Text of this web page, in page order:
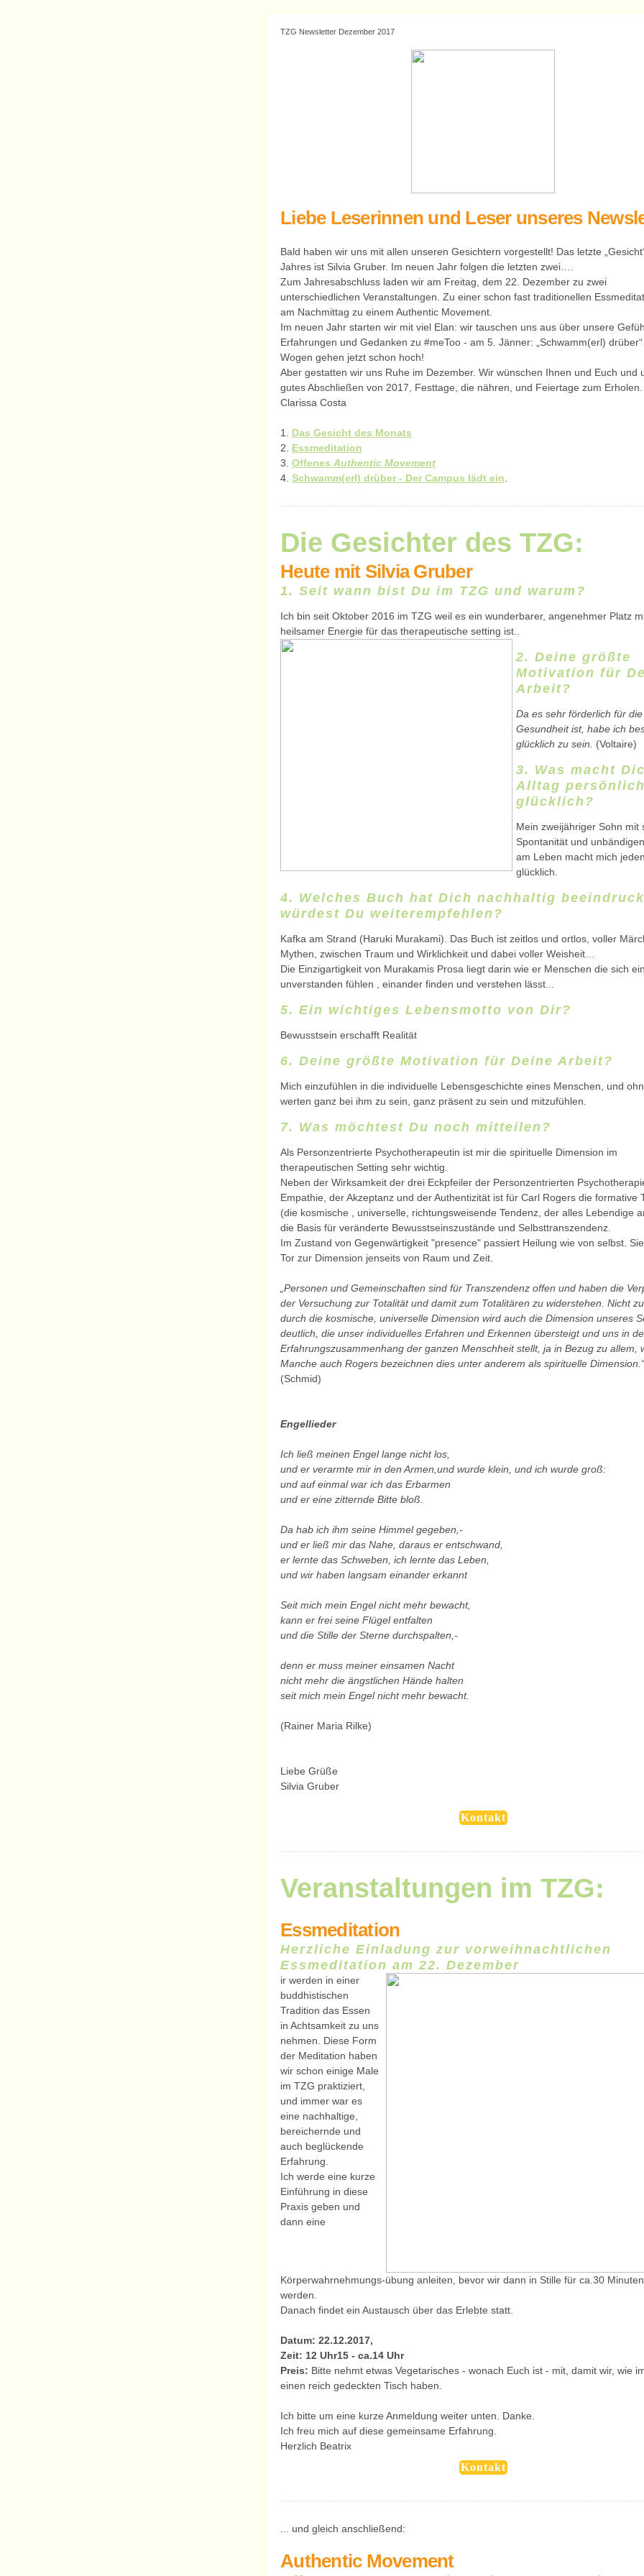
TZG Newsletter Dezember 2017
Liebe Leserinnen und Leser unseres
Bald haben wir uns mit allen unseren Gesichtern vorgestellt! Das letzte
Jahres ist Silvia Gruber. Im neuen Jahr folgen die letzten zwei….
Zum Jahresabschluss laden wir am Freitag, dem 22. Dezember zu zwei
unterschiedlichen Veranstaltungen. Zu einer schon fast traditionellen
am Nachmittag zu einem Authentic Movement.
Im neuen Jahr starten wir mit viel Elan: wir tauschen uns aus über unsere
Erfahrungen und Gedanken zu #meToo - am 5. Jänner: „Schwamm(erl)
Wogen gehen jetzt schon hoch!
Aber gestatten wir uns Ruhe im Dezember. Wir wünschen Ihnen und Euch und
gutes Abschließen von 2017, Festtage, die nähren, und Feiertage zum Erholen.
Clarissa Costa
1. Das Gesicht des Monats
2. Essmeditation
3. Offenes Authentic Movement
4. Schwamm(erl) drüber - Der Campus lädt ein
Die Gesichter des TZG:
Heute mit Silvia Gruber
1. Seit wann bist Du im TZG und warum?
Ich bin seit Oktober 2016 im TZG weil es ein wunderbarer, angenehmer Platz
heilsamer Energie für das therapeutische setting ist..
2. Deine größte
Motivation für
Arbeit?
Da es sehr förderlich für die
Gesundheit ist, habe ich
glücklich zu sein.
(Voltaire)
3. Was macht
Alltag persönlich
glücklich?
Mein zweijähriger Sohn mit
Spontanität und
am Leben macht mich
glücklich.
4. Welches Buch hat Dich nachhaltig
würdest Du weiterempfehlen?
Kafka am Strand (Haruki Murakami). Das Buch ist zeitlos und ortlos, voller
Mythen, zwischen Traum und Wirklichkeit und dabei voller Weisheit…
Die Einzigartigkeit von Murakamis Prosa liegt darin wie er Menschen die sich
unverstanden fühlen , einander finden und verstehen lässt...
5. Ein wichtiges Lebensmotto von Dir?
Bewusstsein erschafft Realität
6. Deine größte Motivation für Deine Arbeit?
Mich einzufühlen in die individuelle Lebensgeschichte eines Menschen, und
werten ganz bei ihm zu sein, ganz präsent zu sein und mitzufühlen.
7. Was möchtest Du noch mitteilen?
Als Personzentrierte Psychotherapeutin ist mir die spirituelle Dimension im
therapeutischen Setting sehr wichtig.
Neben der Wirksamkeit der drei Eckpfeiler der Personzentrierten
Empathie, der Akzeptanz und der Authentizität ist für Carl Rogers die formative
(die kosmische , universelle, richtungsweisende Tendenz, der alles Lebendige
die Basis für veränderte Bewusstseinszustände und Selbsttranszendenz.
Im Zustand von Gegenwärtigkeit "presence" passiert Heilung wie von selbst.
Tor zur Dimension jenseits von Raum und Zeit.
„Personen und Gemeinschaften sind für Transzendenz offen und haben die
der Versuchung zur Totalität und damit zum Totalitären zu widerstehen. Nicht
durch die kosmische, universelle Dimension wird auch die Dimension unseres
deutlich, die unser individuelles Erfahren und Erkennen übersteigt und uns in
Erfahrungszusammenhang der ganzen Menschheit stellt, ja in Bezug zu allem,
Manche auch Rogers bezeichnen dies unter anderem als spirituelle Dimension.“
(Schmid)
Engellieder
Ich ließ meinen Engel lange nicht los,
und er verarmte mir in den Armen,und wurde klein, und ich wurde groß:
und auf einmal war ich das Erbarmen
und er eine zitternde Bitte bloß.
Da hab ich ihm seine Himmel gegeben,-
und er ließ mir das Nahe, daraus er entschwand,
er lernte das Schweben, ich lernte das Leben,
und wir haben langsam einander erkannt
Seit mich mein Engel nicht mehr bewacht,
kann er frei seine Flügel entfalten
und die Stille der Sterne durchspalten,-
denn er muss meiner einsamen Nacht
nicht mehr die ängstlichen Hände halten
seit mich mein Engel nicht mehr bewacht.
(Rainer Maria Rilke)
Liebe Grüße
Silvia Gruber
Kontakt
Veranstaltungen im TZG:
Essmeditation
Herzliche Einladung zur vorweihnachtlichen
Essmeditation am 22. Dezember
ir werden in einer
buddhistischen
Tradition das Essen
in Achtsamkeit zu uns
nehmen. Diese Form
der Meditation haben
wir schon einige Male
im TZG praktiziert,
und immer war es
eine nachhaltige,
bereichernde und
auch beglückende
Erfahrung.
Ich werde eine kurze
Einführung in diese
Praxis geben und
dann eine
Körperwahrnehmungs-übung anleiten, bevor wir dann in Stille für ca.30
werden.
Danach findet ein Austausch über das Erlebte statt.
Datum: 22.12.2017,
Zeit: 12 Uhr15 - ca.14 Uhr
Preis: Bitte nehmt etwas Vegetarisches - wonach Euch ist - mit, damit wir, wie
einen reich gedeckten Tisch haben.
Ich bitte um eine kurze Anmeldung weiter unten. Danke.
Ich freu mich auf diese gemeinsame Erfahrung.
Herzlich Beatrix
Kontakt
... und gleich anschließend:
Authentic Movement